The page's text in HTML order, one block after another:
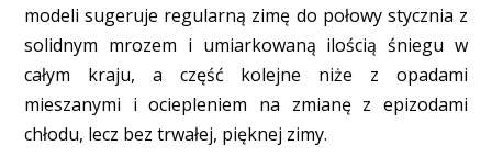
modeli sugeruje regularną zimę do połowy stycznia z
solidnym mrozem i umiarkowaną ilością śniegu w
całym kraju, a część kolejne niże z opadami
mieszanymi i ociepleniem na zmianę z epizodami
chłodu, lecz bez trwałej, pięknej zimy.